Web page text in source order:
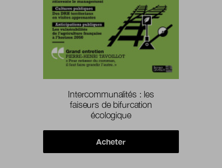
Intercommunalités : les
faiseurs de bifurcation
écologique
Acheter